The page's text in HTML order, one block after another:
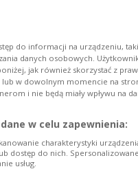
wokalistą
Balcara w roli
będzie nieco mniej
Sebastian Riedel MUZYKA
do informacji na urządzeniu,
danych osobowych.
jak również skorzystać z
w dowolnym momencie na
i nie będą miały wpływu na
w celu zapewnienia:
charakterystyki
dostęp do nich.
usług.